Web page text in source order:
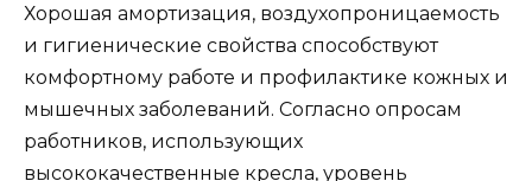
Хорошая амортизация, воздухопроницаемость
и гигиенические свойства способствуют
комфортному работе и профилактике кожных и
мышечных заболеваний. Согласно опросам
работников, использующих
высококачественные кресла, уровень